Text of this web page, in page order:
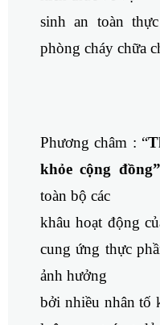
sinh an toàn
phòng cháy chữa
Phương châm : “
khỏe cộng đồng”
toàn bộ các
khâu hoạt động
cung ứng thực
ảnh hưởng
bởi nhiều nhân tố